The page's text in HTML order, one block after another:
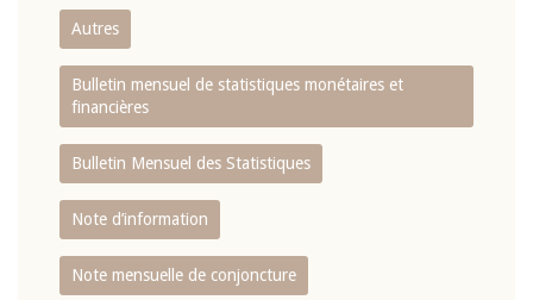
Autres
Bulletin mensuel de statistiques monétaires et
financières
Bulletin Mensuel des Statistiques
Note d’information
Note mensuelle de conjoncture